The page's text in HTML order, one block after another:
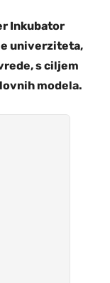
Inkubator
univerziteta,
s ciljem
modela.